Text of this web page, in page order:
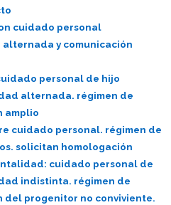
cuidado personal
y comunicación
personal de hijo
alternada. régimen de
amplio
cuidado personal. régimen de
solicitan homologación
cuidado personal de
indistinta. régimen de
del progenitor no conviviente.